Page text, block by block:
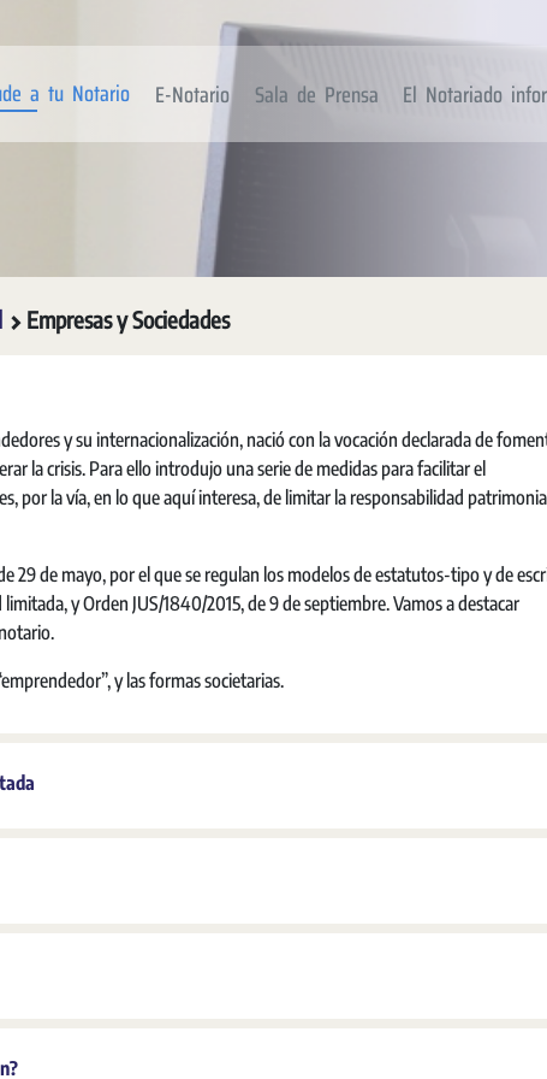
a tu Notario E-Notario Sala de Prensa El Notariado
Empresas y Sociedades
y su internacionalización, nació con la vocación declarada de
la crisis. Para ello introdujo una serie de medidas para facilitar el
por la vía, en lo que aquí interesa, de limitar la responsabilidad
29 de mayo, por el que se regulan los modelos de estatutos-tipo y de
y Orden JUS/1840/2015, de 9 de septiembre. Vamos a destacar
y las formas societarias.